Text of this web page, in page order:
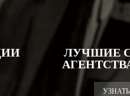
ЛУЧШИЕ